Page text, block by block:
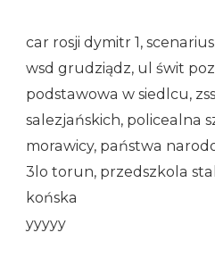
car rosji dymitr 1,
wsd grudziądz, ul świt
podstawowa w siedlcu,
salezjańskich, policealna
morawicy, państwa
3lo torun, przedszkola
końska
yyyyy